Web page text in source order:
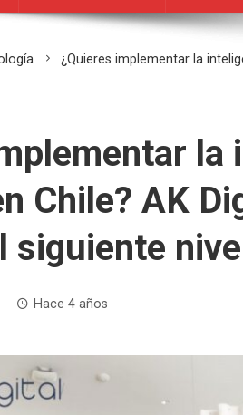
¿Quieres implementar la
la
Chile? AK
siguiente nivel
Hace 4 años